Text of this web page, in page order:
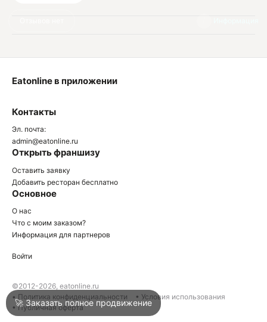
Войти
Написать в техподдержку
Контакты
Эл. почта:
admin@eatonline.ru
Открыть франшизу
Оставить заявку
Добавить ресторан бесплатно
Основное
О нас
Что с моим заказом?
Информация для партнеров
Eatonline в приложении
Войти
©2012-2026, eatonline.ru
• Политика конфиденциальности
• Условия использования
• Публичная оферта
🚀 Заказать полное продвижение